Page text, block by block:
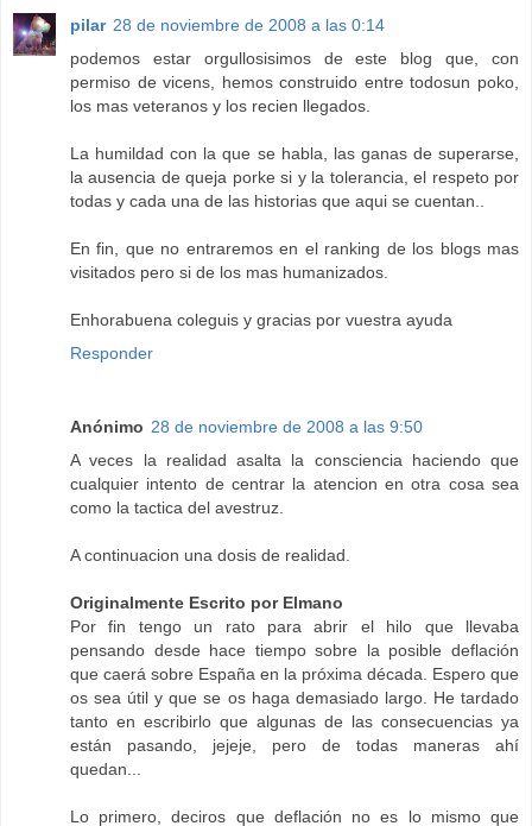
pilar 28 de noviembre de 2008 a las 0:14
podemos estar orgullosisimos de este blog que, con
permiso de vicens, hemos construido entre todosun poko,
los mas veteranos y los recien llegados.
La humildad con la que se habla, las ganas de superarse,
la ausencia de queja porke si y la tolerancia, el respeto por
todas y cada una de las historias que aqui se cuentan..
En fin, que no entraremos en el ranking de los blogs mas
visitados pero si de los mas humanizados.
Enhorabuena coleguis y gracias por vuestra ayuda
Responder
Anónimo 28 de noviembre de 2008 a las 9:50
A veces la realidad asalta la consciencia haciendo que
cualquier intento de centrar la atencion en otra cosa sea
como la tactica del avestruz.
A continuacion una dosis de realidad.
Originalmente Escrito por Elmano
Por fin tengo un rato para abrir el hilo que llevaba
pensando desde hace tiempo sobre la posible deflación
que caerá sobre España en la próxima década. Espero que
os sea útil y que se os haga demasiado largo. He tardado
tanto en escribirlo que algunas de las consecuencias ya
están pasando, jejeje, pero de todas maneras ahí
quedan...
Lo primero, deciros que deflación no es lo mismo que